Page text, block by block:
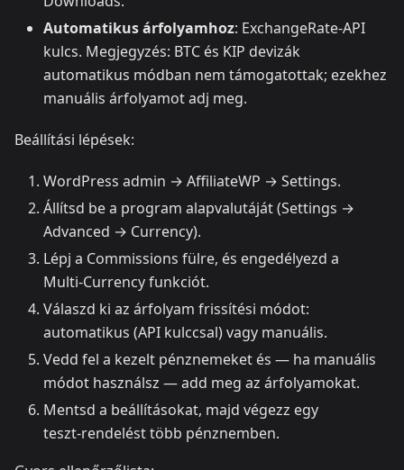
Automatikus árfolyamhoz: ExchangeRate‑API
kulcs. Megjegyzés: BTC és KIP devizák
automatikus módban nem támogatottak; ezekhez
manuális árfolyamot adj meg.
Beállítási lépések:
WordPress admin → AffiliateWP → Settings.
Állítsd be a program alapvalutáját (Settings →
Advanced → Currency).
Lépj a Commissions fülre, és engedélyezd a
Multi‑Currency funkciót.
Válaszd ki az árfolyam frissítési módot:
automatikus (API kulccsal) vagy manuális.
Vedd fel a kezelt pénznemeket és — ha manuális
módot használsz — add meg az árfolyamokat.
Mentsd a beállításokat, majd végezz egy
teszt‑rendelést több pénznemben.